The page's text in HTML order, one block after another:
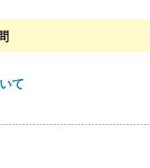
て